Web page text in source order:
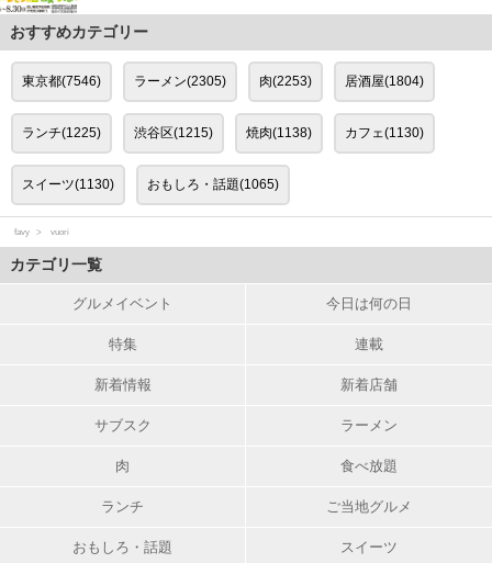
おすすめカテゴリー
東京都(7546) ラーメン(2305) 肉(2253) 居酒屋(1804)
ランチ(1225) 渋谷区(1215) 焼肉(1138) カフェ(1130)
スイーツ(1130) おもしろ・話題(1065)
favy vuori
カテゴリ一覧
グルメイベント 今日は何の日
特集 連載
新着情報 新着店舗
サブスク ラーメン
肉 食べ放題
ランチ ご当地グルメ
おもしろ・話題 スイーツ